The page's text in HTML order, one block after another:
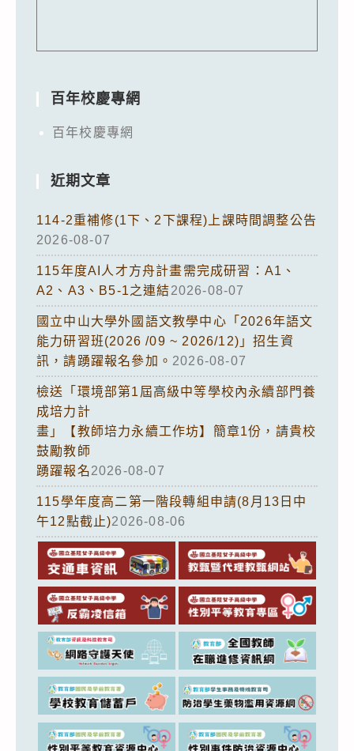
百年校慶專網
百年校慶專網
近期文章
114-2重補修(1下、2下課程)上課時間調整公告
2026-08-07
115年度AI人才方舟計畫需完成研習：A1、
A2、A3、B5-1之連結2026-08-07
國立中山大學外國語文教學中心「2026年語文
能力研習班(2026 /09 ~ 2026/12)」招生資
訊，請踴躍報名參加。 2026-08-07
檢送「環境部第1屆高級中等學校內永續部門養
成培力計
畫」【教師培力永續工作坊】簡章1份，請貴校
鼓勵教師
踴躍報名2026-08-07
115學年度高二第一階段轉組申請(8月13日中
午12點截止)2026-08-06